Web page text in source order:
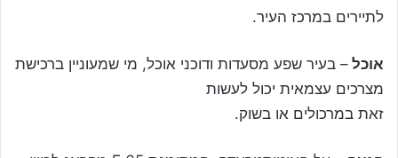
לתיירים במרכז העיר.
אוכל – בעיר שפע מסעדות ודוכני אוכל, מי שמעוניין ברכישת
מצרכים עצמאית יכול לעשות
זאת במרכולים או בשוק.